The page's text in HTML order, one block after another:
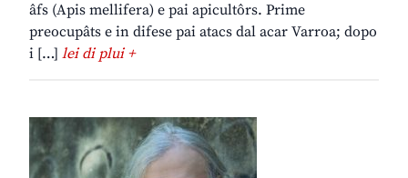
âfs (Apis mellifera) e pai apicultôrs. Prime
preocupâts e in difese pai atacs dal acar Varroa; dopo
i […] lei di plui +